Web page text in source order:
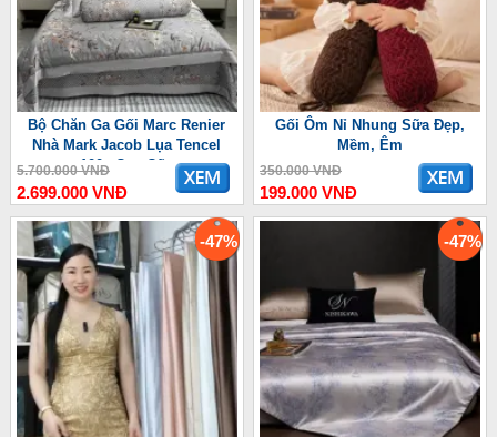
Bộ Chăn Ga Gối Marc Renier
Nhà Mark Jacob Lụa Tencel
100s Cao Cấp
5.700.000 VNĐ
2.699.000 VNĐ
Gối Ôm Nỉ Nhung Sữa Đẹp,
Mềm, Êm
350.000 VNĐ
199.000 VNĐ
-47% -47%